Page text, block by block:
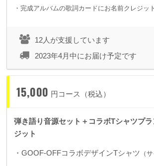
・完成アルバムの歌詞カードにお名前クレジッ
12人が支援しています
2023年4月中にお届け予定です
15,000 円コース（税込）
弾き語り音源セット＋コラボTシャツプ
ジット
・GOOF-OFFコラボデザインTシャツ （